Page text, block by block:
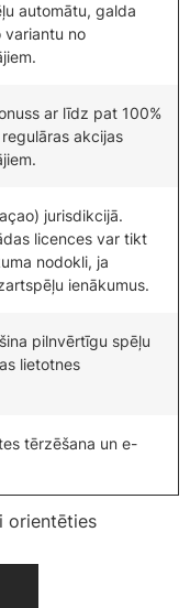
automātu, galda
variantu no
ar līdz pat 100%
akcijas
jurisdikcijā.
licences var tikt
nodokli, ja
ienākumus.
pilnvērtīgu spēļu
lietotnes
tērzēšana un e-
orientēties